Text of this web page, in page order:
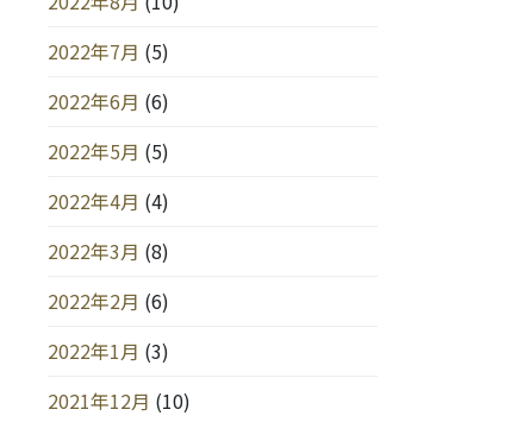
2022年7月 (5)
2022年6月 (6)
2022年5月 (5)
2022年4月 (4)
2022年3月 (8)
2022年2月 (6)
2022年1月 (3)
2021年12月 (10)